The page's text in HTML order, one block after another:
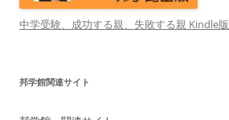
中学受験、成功する親、失敗する親 Kindle版
邦学館関連サイト